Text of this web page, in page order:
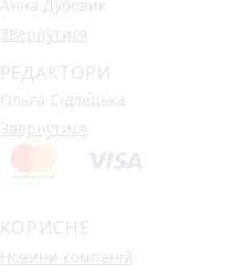
Анна Дубовик
Звернутися
РЕДАКТОРИ
Ольга Сідлецька
Звернутися
КОРИСНЕ
Новини компаній